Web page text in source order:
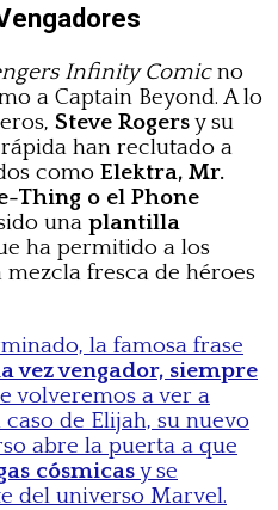
Infinity Comicno
a Captain Beyond. A lo
Steve Rogersy su
han reclutado a
como Elektra, Mr.
Thing o el Phone
una plantilla
ha permitido a los
fresca de héroes
la famosa frase
vez vengador, siempre
volveremos a ver a
de Elijah, su nuevo
abre la puerta a que
cósmicasy se
del universo Marvel.